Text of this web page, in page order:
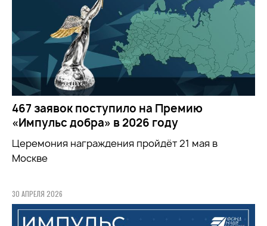
467 заявок поступило на Премию
«Импульс добра» в 2026 году
Церемония награждения пройдёт 21 мая в
Москве
30 АПРЕЛЯ 2026